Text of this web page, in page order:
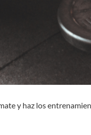
y haz los